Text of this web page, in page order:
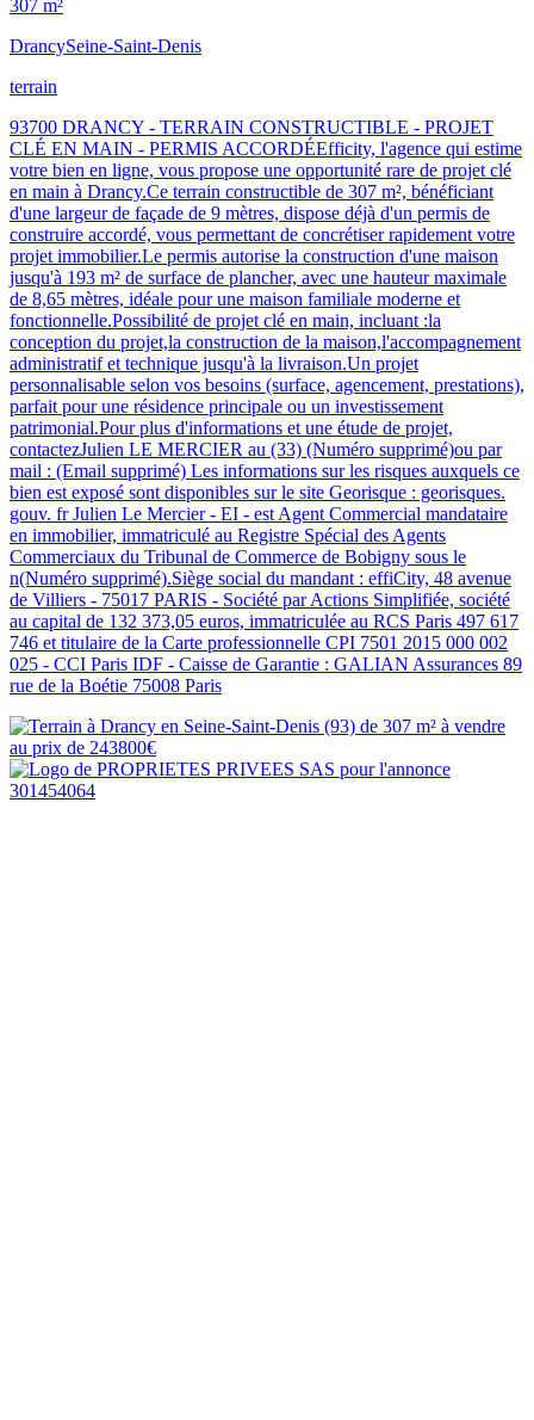
307 m²
DrancySeine-Saint-Denis
terrain
93700 DRANCY - TERRAIN CONSTRUCTIBLE - PROJET
CLÉ EN MAIN - PERMIS ACCORDÉEfficity, l'agence qui estime
votre bien en ligne, vous propose une opportunité rare de projet clé
en main à Drancy.Ce terrain constructible de 307 m², bénéficiant
d'une largeur de façade de 9 mètres, dispose déjà d'un permis de
construire accordé, vous permettant de concrétiser rapidement votre
projet immobilier.Le permis autorise la construction d'une maison
jusqu'à 193 m² de surface de plancher, avec une hauteur maximale
de 8,65 mètres, idéale pour une maison familiale moderne et
fonctionnelle.Possibilité de projet clé en main, incluant :la
conception du projet,la construction de la maison,l'accompagnement
administratif et technique jusqu'à la livraison.Un projet
personnalisable selon vos besoins (surface, agencement, prestations),
parfait pour une résidence principale ou un investissement
patrimonial.Pour plus d'informations et une étude de projet,
contactezJulien LE MERCIER au (33) (Numéro supprimé)ou par
mail : (Email supprimé) Les informations sur les risques auxquels ce
bien est exposé sont disponibles sur le site Georisque : georisques.
gouv. fr Julien Le Mercier - EI - est Agent Commercial mandataire
en immobilier, immatriculé au Registre Spécial des Agents
Commerciaux du Tribunal de Commerce de Bobigny sous le
n(Numéro supprimé).Siège social du mandant : effiCity, 48 avenue
de Villiers - 75017 PARIS - Société par Actions Simplifiée, société
au capital de 132 373,05 euros, immatriculée au RCS Paris 497 617
746 et titulaire de la Carte professionnelle CPI 7501 2015 000 002
025 - CCI Paris IDF - Caisse de Garantie : GALIAN Assurances 89
rue de la Boétie 75008 Paris